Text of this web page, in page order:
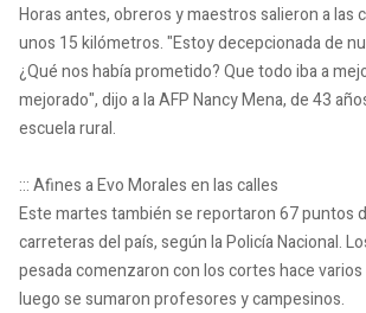
Horas antes, obreros y maestros salieron a las
unos 15 kilómetros. "Estoy decepcionada de
¿Qué nos había prometido? Que todo iba a
mejorado", dijo a la AFP Nancy Mena, de 43
escuela rural.
::: Afines a Evo Morales en las calles
Este martes también se reportaron 67 puntos
carreteras del país, según la Policía Nacional.
pesada comenzaron con los cortes hace varios
luego se sumaron profesores y campesinos.